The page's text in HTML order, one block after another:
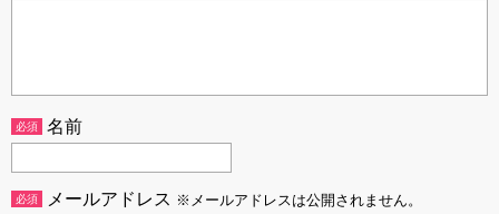
必須 名前
必須 メールアドレス ※メールアドレスは公開されません。